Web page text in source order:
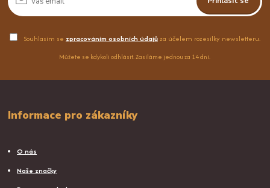
Souhlasím se zpracováním osobních údajůza účelem rozesílky newsletteru.
Můžete se kdykoli odhlásit. Zasíláme jednou za 14 dní.
Informace pro zákazníky
O nás
Naše značky